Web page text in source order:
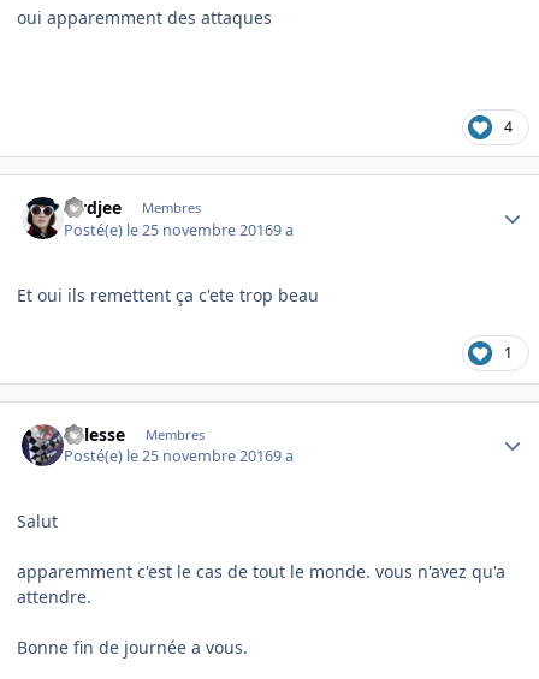
oui apparemment des attaques
4
lordjee Membres
Posté(e) le 25 novembre 20169 a
Et oui ils remettent ça c'ete trop beau
1
nillesse Membres
Posté(e) le 25 novembre 20169 a
Salut
apparemment c'est le cas de tout le monde. vous n'avez qu'a
attendre.
Bonne fin de journée a vous.